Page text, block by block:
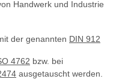
Handwerk und Industrie
der genannten DIN 912
4762 bzw. bei
ausgetauscht werden.